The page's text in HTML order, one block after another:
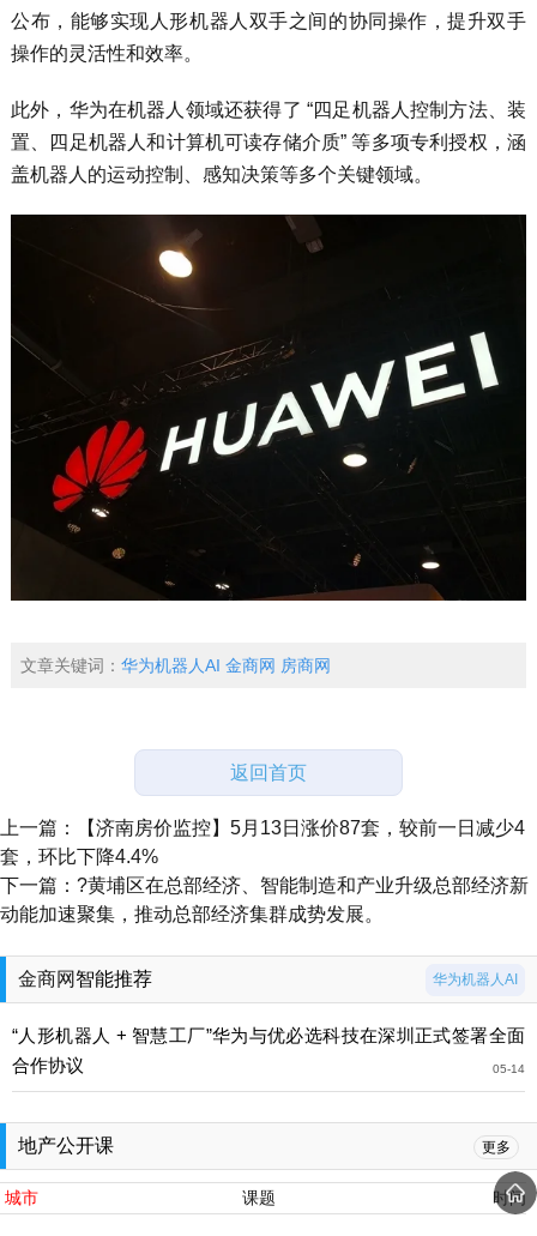
公布，能够实现人形机器人双手之间的协同操作，提升双手
操作的灵活性和效率。
此外，华为在机器人领域还获得了 “四足机器人控制方法、装
置、四足机器人和计算机可读存储介质” 等多项专利授权，涵
盖机器人的运动控制、感知决策等多个关键领域。
文章关键词： 华为机器人AI 金商网 房商网
返回首页
上一篇：
【济南房价监控】5月13日涨价87套，较前一日减少4
套，环比下降4.4%
下一篇： ?黄埔区在总部经济、智能制造和产业升级总部经济新
动能加速聚集，推动总部经济集群成势发展。
金商网 智能推荐 华为机器人AI
“人形机器人 + 智慧工厂”华为与优必选科技在深圳正式签署全面
合作协议
05-14
地产公开课 更多
城市 课题 时间